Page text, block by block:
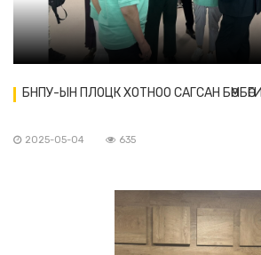
БНПУ-ЫН ПЛОЦК ХОТНОО САГСАН
2025-05-04 635